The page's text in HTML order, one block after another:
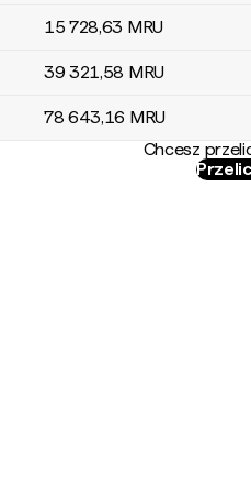
15 728,63 MRU
39 321,58 MRU
78 643,16 MRU
Chcesz